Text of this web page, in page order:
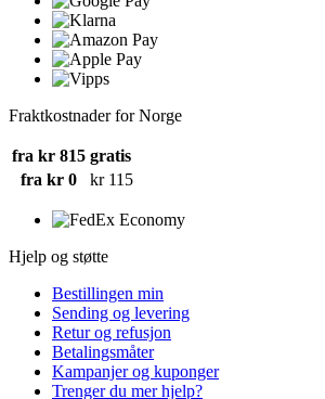
Fraktkostnader for Norge
fra kr 815 gratis
fra kr 0
kr 115
Hjelp og støtte
Bestillingen min
Sending og levering
Retur og refusjon
Betalingsmåter
Kampanjer og kuponger
Trenger du mer hjelp?